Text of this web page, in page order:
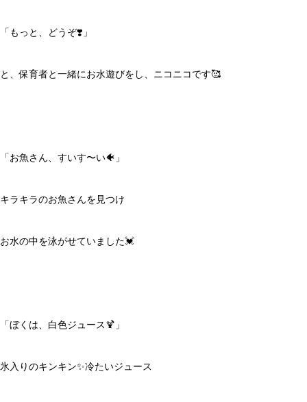
「もっと、どうぞ❣️」
と、保育者と一緒にお水遊びをし、ニコニコです🥰
「お魚さん、すいす〜い🐠」
キラキラのお魚さんを見つけ
お水の中を泳がせていました💓
「ぼくは、白色ジュース🍹」
氷入りのキンキン✨冷たいジュース